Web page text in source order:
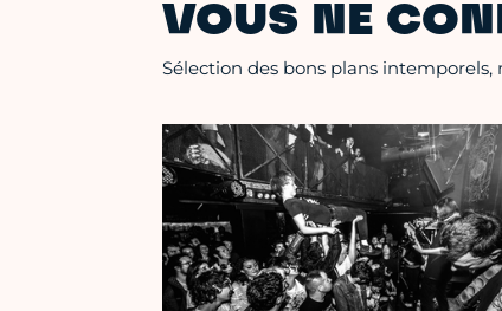
VOUS NE
Sélection des bons plans